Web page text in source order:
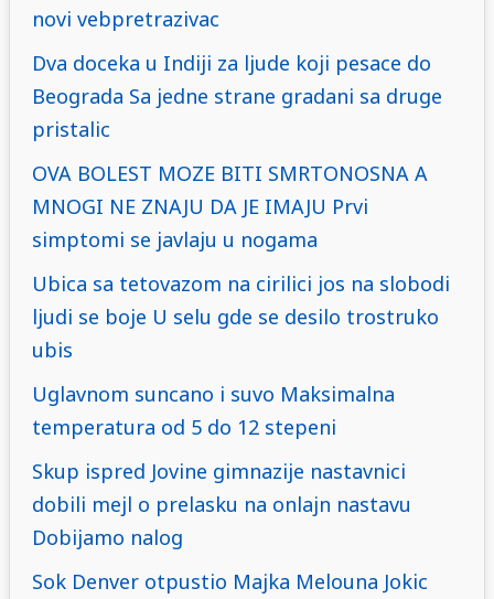
novi vebpretrazivac
Dva doceka u Indiji za ljude koji pesace do
Beograda Sa jedne strane gradani sa druge
pristalic
OVA BOLEST MOZE BITI SMRTONOSNA A
MNOGI NE ZNAJU DA JE IMAJU Prvi
simptomi se javlaju u nogama
Ubica sa tetovazom na cirilici jos na slobodi
ljudi se boje U selu gde se desilo trostruko
ubis
Uglavnom suncano i suvo Maksimalna
temperatura od 5 do 12 stepeni
Skup ispred Jovine gimnazije nastavnici
dobili mejl o prelasku na onlajn nastavu
Dobijamo nalog
Sok Denver otpustio Majka Melouna Jokic